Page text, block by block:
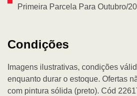
Primeira Parcela Para Outubro/
Condições
Imagens ilustrativas, condições
enquanto durar o estoque. Ofertas
com pintura sólida (preto). Cód